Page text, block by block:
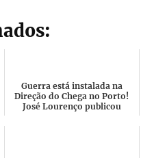
Guerra está instalada na
Direção do Chega no Porto!
José Lourenço publicou